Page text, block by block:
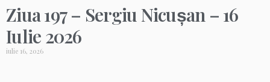
Ziua 197 – Sergiu Nicușan – 16
Iulie 2026
iulie 16, 2026